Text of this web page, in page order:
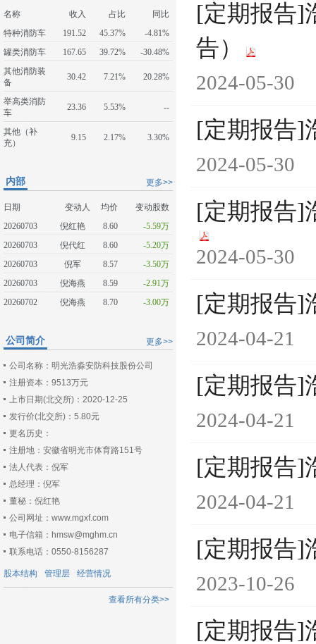
名称 收入 占比
同比
特种消防车
191.52 45.37%
-4.81%
罐类消防车
167.65 39.72%
-30.48%
其他消防装
备
30.42 7.21% 20.28%
举高类消防
车
23.36 5.53% --
其他（补
充）
9.15 2.17% 3.30%
更多>>
内部
日期 变动人 均价
变动股数
20260703
倪红艳 8.60
-5.59万
20260703
倪代红 8.60
-5.20万
20260703
倪军 8.57
-3.50万
20260703
倪海燕 8.59
-2.91万
20260702
倪海燕 8.70 -3.00万
更多>>
公司简介
公司名称：明光浩淼安防科技股份公司
注册资本：9513万元
上市日期(北交所)：2020-12-25
发行价(北交所)：5.80元
更名历史：
注册地：安徽省明光市体育路151号
法人代表：倪军
总经理：倪军
董秘：倪红艳
公司网址：www.mgxf.com
电子信箱：hmsw@mghm.cn
联系电话：0550-8156287
股本结构 管理层 经营情况
查看所有分类>>
[定期报告]
告）
2024-05-30
[定期报告]
2024-05-30
[定期报告]
2024-05-30
[定期报告]
2024-04-21
[定期报告]
2024-04-21
[定期报告]
2024-04-21
[定期报告]
2023-10-26
[定期报告]